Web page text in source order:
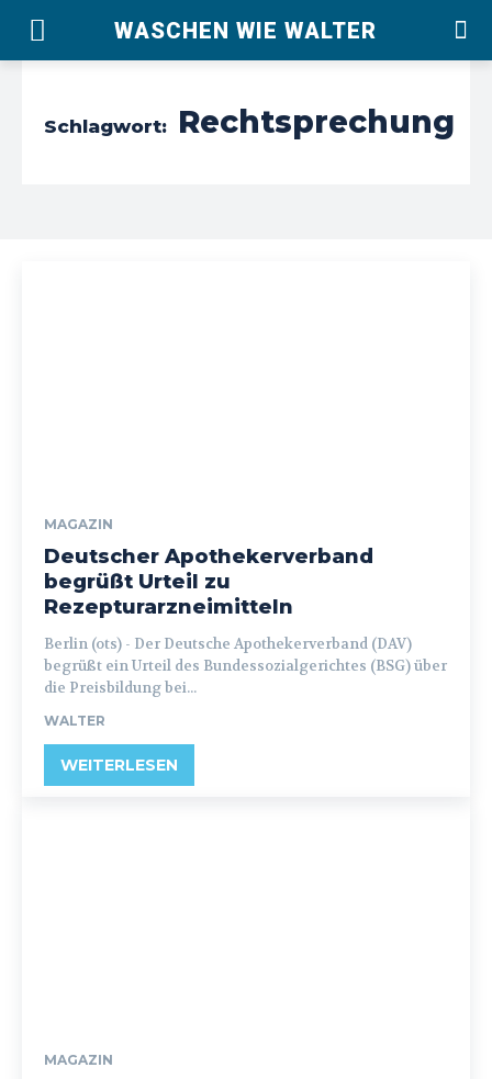
WASCHEN WIE WALTER
Schlagwort: Rechtsprechung
MAGAZIN
Deutscher Apothekerverband
begrüßt Urteil zu
Rezepturarzneimitteln
Berlin (ots) - Der Deutsche Apothekerverband (DAV)
begrüßt ein Urteil des Bundessozialgerichtes (BSG) über
die Preisbildung bei...
WALTER
WEITERLESEN
MAGAZIN